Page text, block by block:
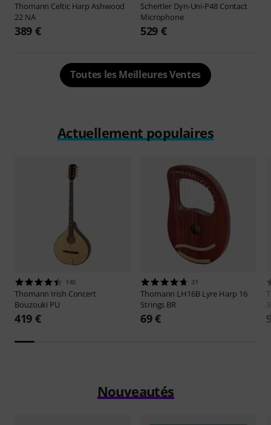
Thomann Celtic Harp Ashwood
22 NA
389 €
Schertler Dyn-Uni-P48 Contact
Microphone
529 €
Toutes les Meilleures Ventes
Actuellement populaires
140
Thomann Irish Concert
Bouzouki PU
419 €
31
Thomann LH16B Lyre Harp 16
Strings BR
69 €
Nouveautés